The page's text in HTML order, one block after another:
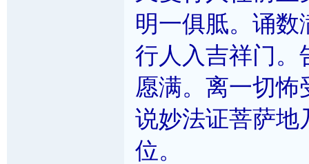
明一俱胝。诵数
行人入吉祥门。
愿满。离一切怖
说妙法证菩萨
位。